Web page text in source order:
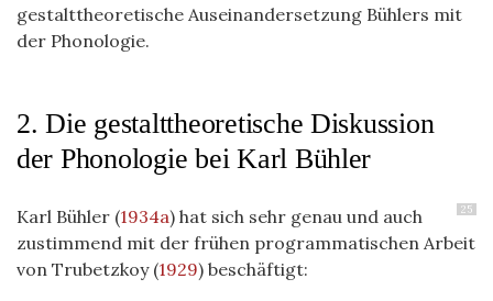
gestalttheoretische Auseinandersetzung Bühlers mit
der Phonologie.
2. Die gestalttheoretische Diskussion
der Phonologie bei Karl Bühler
25
Karl Bühler (1934a) hat sich sehr genau und auch
zustimmend mit der frühen programmatischen Arbeit
von Trubetzkoy (1929) beschäftigt: